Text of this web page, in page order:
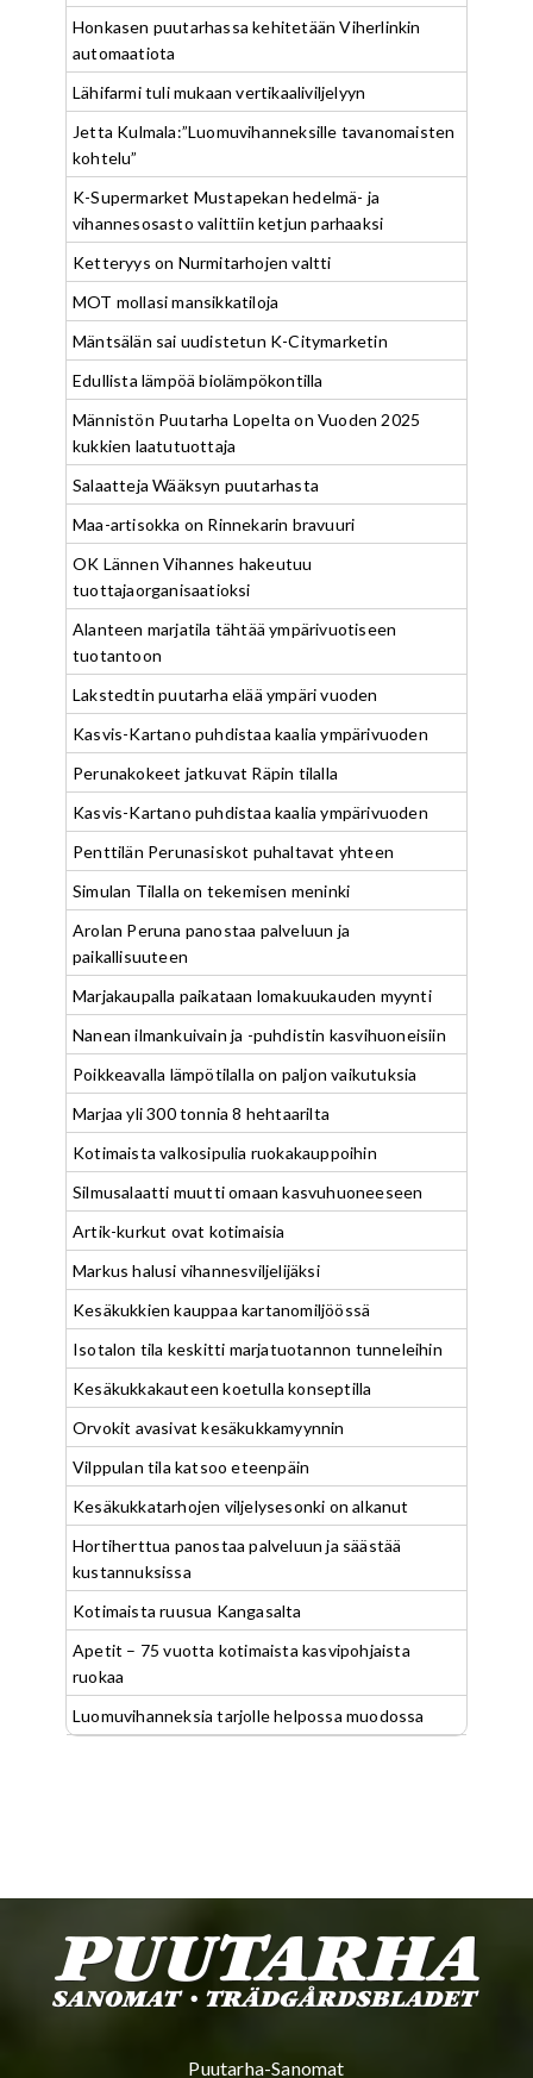
Honkasen puutarhassa kehitetään Viherlinkin
automaatiota
Lähifarmi tuli mukaan vertikaaliviljelyyn
Jetta Kulmala:”Luomuvihanneksille tavanomaisten
kohtelu”
K-Supermarket Mustapekan hedelmä- ja
vihannesosasto valittiin ketjun parhaaksi
Ketteryys on Nurmitarhojen valtti
MOT mollasi mansikkatiloja
Mäntsälän sai uudistetun K-Citymarketin
Edullista lämpöä biolämpökontilla
Männistön Puutarha Lopelta on Vuoden 2025
kukkien laatutuottaja
Salaatteja Wääksyn puutarhasta
Maa-artisokka on Rinnekarin bravuuri
OK Lännen Vihannes hakeutuu
tuottajaorganisaatioksi
Alanteen marjatila tähtää ympärivuotiseen
tuotantoon
Lakstedtin puutarha elää ympäri vuoden
Kasvis-Kartano puhdistaa kaalia ympärivuoden
Perunakokeet jatkuvat Räpin tilalla
Kasvis-Kartano puhdistaa kaalia ympärivuoden
Penttilän Perunasiskot puhaltavat yhteen
Simulan Tilalla on tekemisen meninki
Arolan Peruna panostaa palveluun ja
paikallisuuteen
Marjakaupalla paikataan lomakuukauden myynti
Nanean ilmankuivain ja -puhdistin kasvihuoneisiin
Poikkeavalla lämpötilalla on paljon vaikutuksia
Marjaa yli 300 tonnia 8 hehtaarilta
Kotimaista valkosipulia ruokakauppoihin
Silmusalaatti muutti omaan kasvuhuoneeseen
Artik-kurkut ovat kotimaisia
Markus halusi vihannesviljelijäksi
Kesäkukkien kauppaa kartanomiljöössä
Isotalon tila keskitti marjatuotannon tunneleihin
Kesäkukkakauteen koetulla konseptilla
Orvokit avasivat kesäkukkamyynnin
Vilppulan tila katsoo eteenpäin
Kesäkukkatarhojen viljelysesonki on alkanut
Hortiherttua panostaa palveluun ja säästää
kustannuksissa
Kotimaista ruusua Kangasalta
Apetit – 75 vuotta kotimaista kasvipohjaista
ruokaa
Luomuvihanneksia tarjolle helpossa muodossa
Puutarha-Sanomat